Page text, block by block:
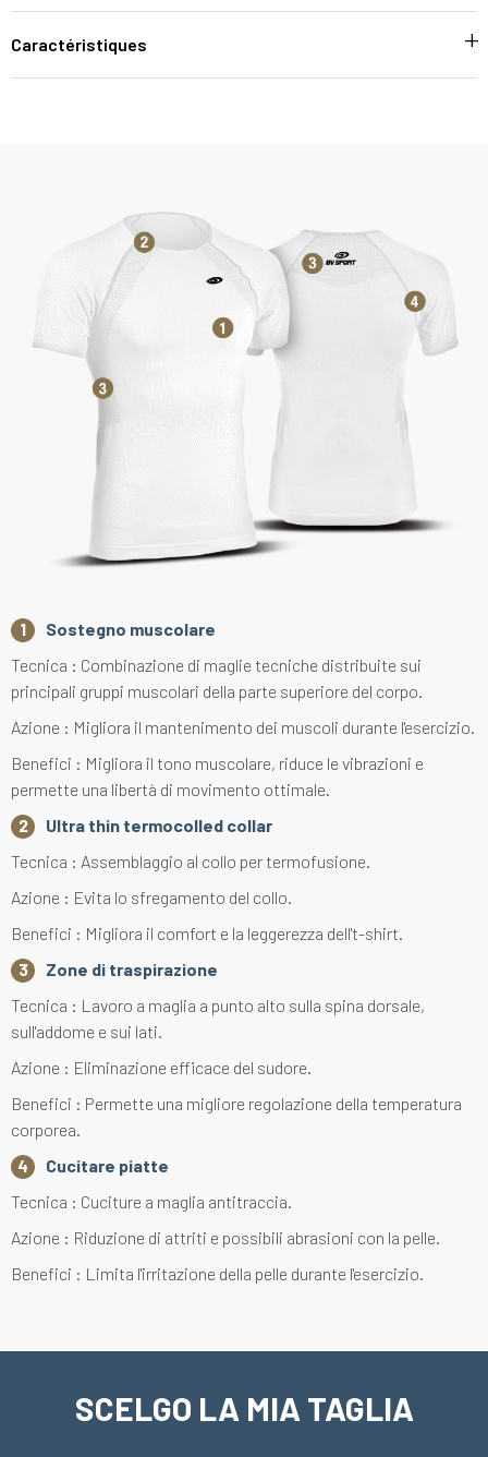
Caractéristiques
Sostegno muscolare
Tecnica : Combinazione di maglie tecniche distribuite sui
principali gruppi muscolari della parte superiore del corpo.
Azione : Migliora il mantenimento dei muscoli durante l'esercizio.
Benefici : Migliora il tono muscolare, riduce le vibrazioni e
permette una libertà di movimento ottimale.
Ultra thin termocolled collar
Tecnica : Assemblaggio al collo per termofusione.
Azione : Evita lo sfregamento del collo.
Benefici : Migliora il comfort e la leggerezza dell't-shirt.
Zone di traspirazione
Tecnica : Lavoro a maglia a punto alto sulla spina dorsale,
sull'addome e sui lati.
Azione : Eliminazione efficace del sudore.
Benefici : Permette una migliore regolazione della temperatura
corporea.
Cucitare piatte
Tecnica : Cuciture a maglia antitraccia.
Azione : Riduzione di attriti e possibili abrasioni con la pelle.
Benefici : Limita l'irritazione della pelle durante l'esercizio.
SCELGO LA MIA TAGLIA